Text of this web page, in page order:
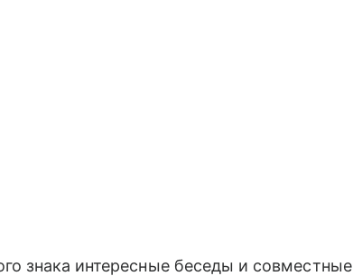
знака интересные беседы и совместные